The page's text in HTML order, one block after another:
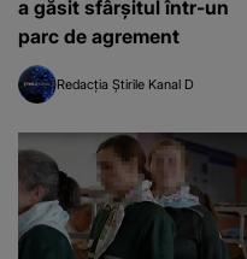
a găsit sfârșitul într-un
parc de agrement
Redacția Știrile Kanal D